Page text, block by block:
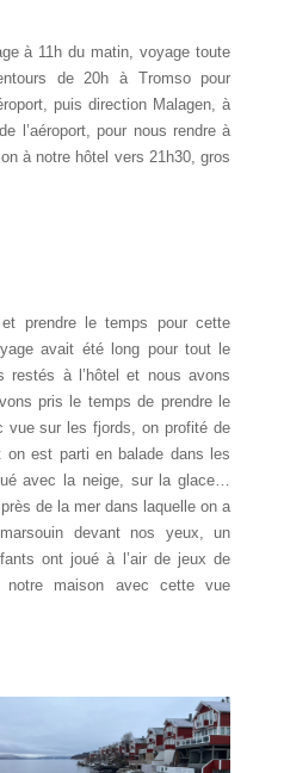
à 11h du matin, voyage toute
de 20h à Tromso pour
puis direction Malagen, à
l’aéroport, pour nous rendre à
à notre hôtel vers 21h30, gros
prendre le temps pour cette
avait été long pour tout le
restés à l’hôtel et nous avons
pris le temps de prendre le
vue sur les fjords, on profité de
on est parti en balade dans les
avec la neige, sur la glace…
de la mer dans laquelle on a
devant nos yeux, un
ont joué à l’air de jeux de
maison avec cette vue